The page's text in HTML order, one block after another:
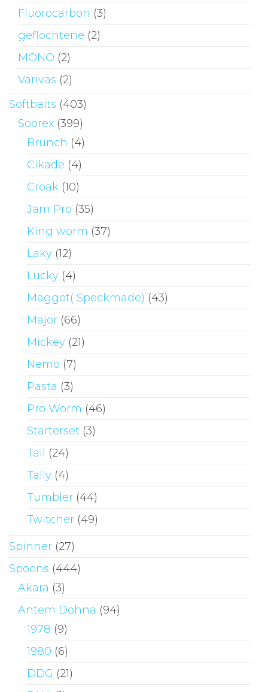
Fluorocarbon (3)
geflochtene (2)
MONO (2)
Varivas (2)
Softbaits (403)
Soorex (399)
Brunch (4)
Cikade (4)
Croak (10)
Jam Pro (35)
King worm (37)
Laky (12)
Lucky (4)
Maggot( Speckmade) (43)
Major (66)
Mickey (21)
Nemo (7)
Pasta (3)
Pro Worm (46)
Starterset (3)
Tail
(24)
Tally (4)
Tumbler (44)
Twitcher (49)
Spinner (27)
Spoons (444)
Akara (3)
Antem Dohna (94)
1978 (9)
1980 (6)
DDG (21)